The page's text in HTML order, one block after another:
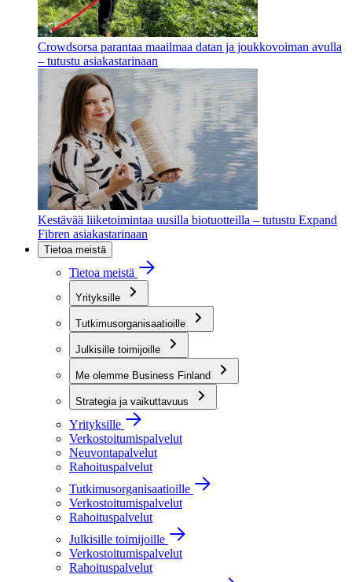
Crowdsorsa parantaa maailmaa datan ja joukkovoiman avulla
– tutustu asiakastarinaan
Kestävää liiketoimintaa uusilla biotuotteilla – tutustu Expand
Fibren asiakastarinaan
Tietoa meistä
Tietoa meistä
Yrityksille
Tutkimusorganisaatioille
Julkisille toimijoille
Me olemme Business Finland
Strategia ja vaikuttavuus
Yrityksille
Verkostoitumispalvelut
Neuvontapalvelut
Rahoituspalvelut
Tutkimusorganisaatioille
Verkostoitumispalvelut
Rahoituspalvelut
Julkisille toimijoille
Verkostoitumispalvelut
Rahoituspalvelut